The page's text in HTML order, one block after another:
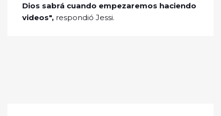
Dios sabrá cuando empezaremos haciendo
videos", respondió Jessi.